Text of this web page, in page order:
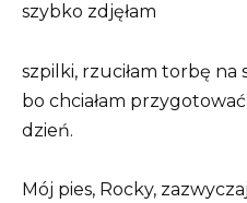
szybko zdjęłam
szpilki, rzuciłam torbę na
bo chciałam
dzień.
Mój pies, Rocky,